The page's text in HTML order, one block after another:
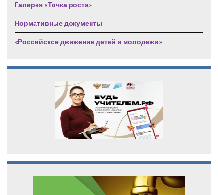
Галерея «Точка роста»
Нормативные документы
«Российское движение детей и молодежи»